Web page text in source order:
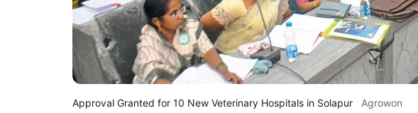
Approval Granted for 10 New Veterinary Hospitals in Solapur Agrowon